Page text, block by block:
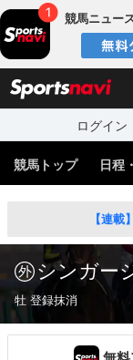
競馬ニュー
ログイン
競馬トップ 日程
【連載
シンガー
牡 登録抹消